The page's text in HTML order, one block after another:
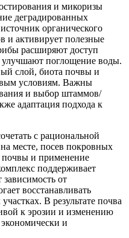
и микоризы
деградированных
органического
и активирует полезные
расширяют доступ
улучшают поглощение воды.
слой, биота почвы и
условиям. Важны
и выбор штаммов/
адаптация подхода к
с рациональной
месте, посев покровных
почвы и применение
поддерживает
от
восстанавливать
В результате почва
к эрозии и изменению
и